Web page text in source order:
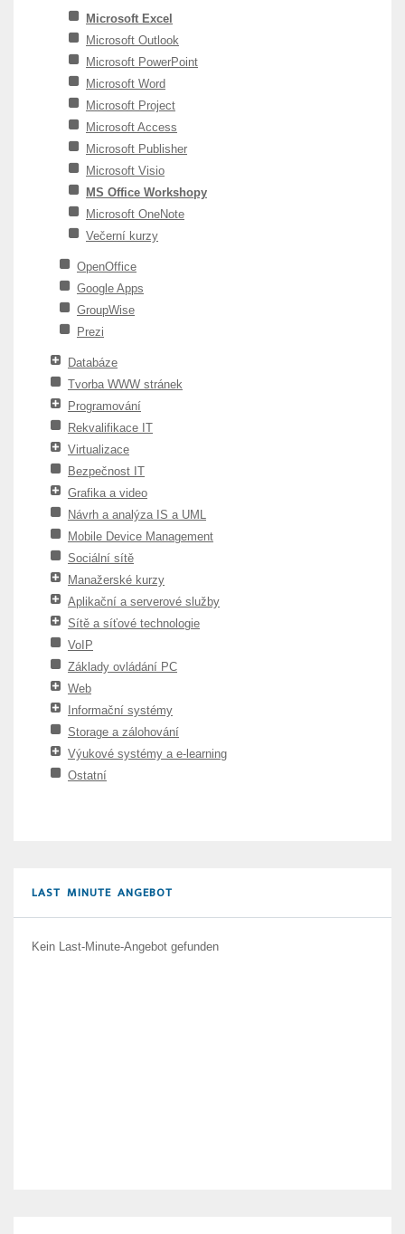
Microsoft Excel
Microsoft Outlook
Microsoft PowerPoint
Microsoft Word
Microsoft Project
Microsoft Access
Microsoft Publisher
Microsoft Visio
MS Office Workshopy
Microsoft OneNote
Večerní kurzy
OpenOffice
Google Apps
GroupWise
Prezi
Databáze
Tvorba WWW stránek
Programování
Rekvalifikace IT
Virtualizace
Bezpečnost IT
Grafika a video
Návrh a analýza IS a UML
Mobile Device Management
Sociální sítě
Manažerské kurzy
Aplikační a serverové služby
Sítě a síťové technologie
VoIP
Základy ovládání PC
Web
Informační systémy
Storage a zálohování
Výukové systémy a e-learning
Ostatní
LAST MINUTE ANGEBOT
Kein Last-Minute-Angebot gefunden